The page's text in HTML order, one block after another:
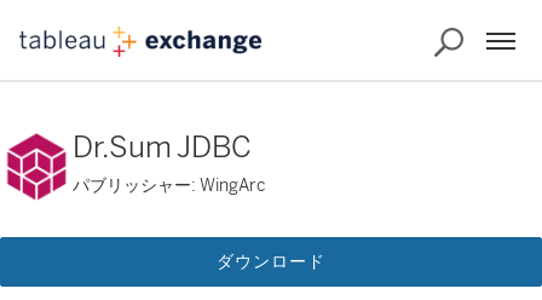
Dr.Sum JDBC
パブリッシャー: WingArc
ダウンロード